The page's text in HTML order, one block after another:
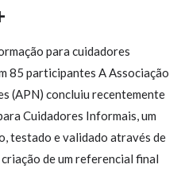
para cuidadores
85 participantes A Associação
(APN) concluiu recentemente
Cuidadores Informais, um
testado e validado através de
de um referencial final